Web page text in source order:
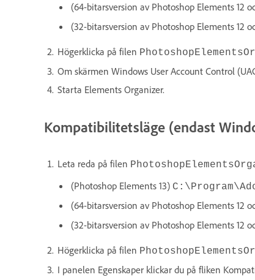
(64-bitarsversion av Photoshop Elements 12
(32-bitarsversion av Photoshop Elements 12
Högerklicka på filen
Om skärmen Windows User Account Control
Starta Elements Organizer.
Kompatibilitetsläge (endast
Leta reda på filen
(Photoshop Elements 13)
(64-bitarsversion av Photoshop Elements 12
(32-bitarsversion av Photoshop Elements 12
Högerklicka på filen
I panelen Egenskaper klickar du på fliken